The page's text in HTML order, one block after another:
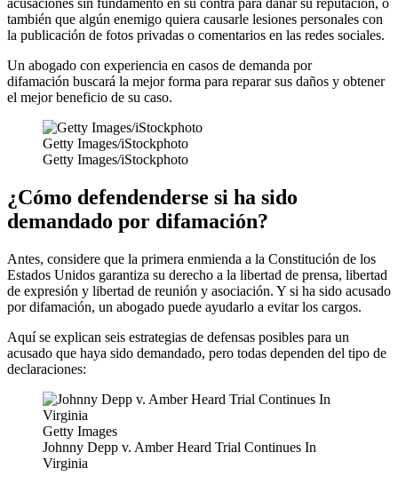
también que algún enemigo quiera causarle lesiones personales con
la publicación de fotos privadas o comentarios en las redes sociales.
Un abogado con experiencia en casos de demanda por
difamación buscará la mejor forma para reparar sus daños y obtener
el mejor beneficio de su caso.
Getty Images/iStockphoto
Getty Images/iStockphoto
¿Cómo defendenderse si ha sido
demandado por difamación?
Antes, considere que la primera enmienda a la Constitución de los
Estados Unidos garantiza su derecho a la libertad de prensa, libertad
de expresión y libertad de reunión y asociación. Y si ha sido acusado
por difamación, un abogado puede ayudarlo a evitar los cargos.
Aquí se explican seis estrategias de defensas posibles para un
acusado que haya sido demandado, pero todas dependen del tipo de
declaraciones:
Getty Images
Johnny Depp v. Amber Heard Trial Continues In
Virginia